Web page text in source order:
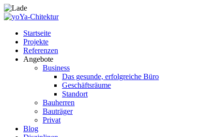
Startseite
Projekte
Referenzen
Angebote
Business
Das gesunde, erfolgreiche Büro
Geschäftsräume
Standort
Bauherren
Bauträger
Privat
Blog